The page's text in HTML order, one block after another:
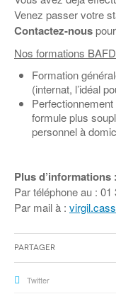
Malle
d’hier et
Espace
Story
La ligue
Lutte
Education
Les
Education
…
Pour
Actualités
Venez passer votre
Contactez-nous
Nos formations
Formation
(internat, l’idéal
formule plus
personnel à
Plus d’informations :
Par téléphone au :
Par mail à :
Partager
Twitter